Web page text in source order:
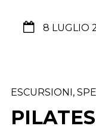
8 LUGLIO
ESCURSIONI ,